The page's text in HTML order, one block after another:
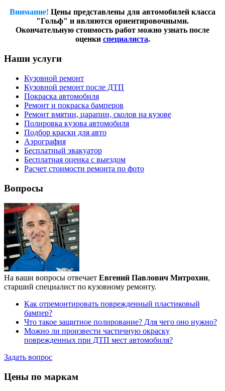
Внимание! Цены представлены для автомобилей класса
"Гольф" и являются ориентировочными.
Окончательную стоимость работ можно узнать после
оценки специалиста.
Наши услуги
Кузовной ремонт
Кузовной ремонт после ДТП
Покраска автомобиля
Ремонт и покраска бамперов
Ремонт вмятин, царапин, сколов на кузове
Полировка кузова автомобиля
Подбор краски для авто
Аэрография
Бесплатный эвакуатор
Бесплатная оценка с выездом
Расчет стоимости ремонта по фото
Вопросы
На ваши вопросы отвечает Евгений Павлович Митрохин,
старший специалист по кузовному ремонту.
Как отремонтировать поврежденный пластиковый
бампер?
Что такое защитное полирование? Для чего оно нужно?
Можно ли произвести частичную окраску
поврежденных при ДТП мест автомобиля?
Задать вопрос
Цены по маркам